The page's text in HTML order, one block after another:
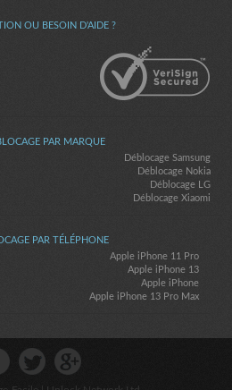
OU BESOIN D'AIDE ?
PAR MARQUE
Déblocage Samsung
Déblocage Nokia
Déblocage LG
Déblocage Xiaomi
PAR TÉLÉPHONE
Apple iPhone 11 Pro
Apple iPhone 13
Apple iPhone
Apple iPhone 13 Pro Max